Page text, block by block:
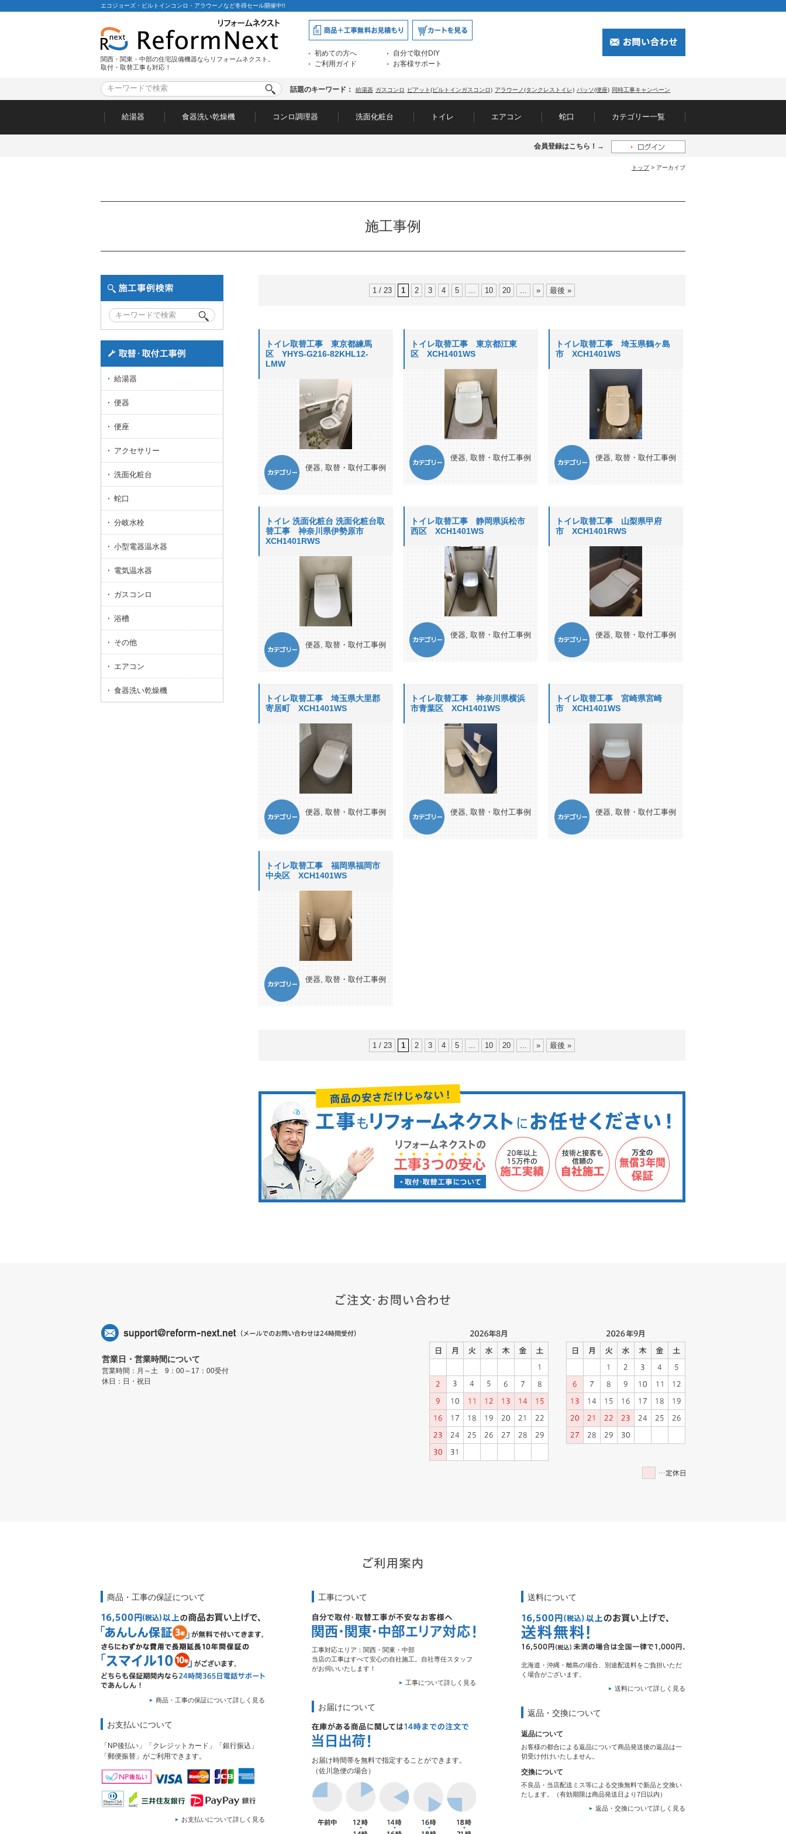
エコジョーズ・ビルトインコンロ・アラウーノなど冬得セール開催中!!
関西・関東・中部の住宅設備機器ならリフォームネクスト。
取付・取替工事も対応！
初めての方へ
自分で取付DIY
ご利用ガイド
お客様サポート
話題のキーワード： 給湯器 ガスコンロ ピアット(ビルトインガスコンロ) アラウーノ(タンクレストイレ) パッソ(便座) 同時工事キャンペーン
給湯器 食器洗い乾燥機 コンロ調理器 洗面化粧台 トイレ エアコン 蛇口 カテゴリー一覧
会員登録はこちら！→
トップ> アーカイブ
施工事例
1 / 23 1 2 3 4 5 ... 10 20 ... » 最後 »
トイレ取替工事 東京都練馬
区 YHYS-G216-82KHL12-
LMW
便器, 取替・取付工事例
トイレ取替工事 東京都江東
区 XCH1401WS
便器, 取替・取付工事例
トイレ取替工事 埼玉県鶴ヶ島
市 XCH1401WS
便器, 取替・取付工事例
トイレ 洗面化粧台 洗面化粧台取
替工事 神奈川県伊勢原市
XCH1401RWS
便器, 取替・取付工事例
トイレ取替工事 静岡県浜松市
西区 XCH1401WS
便器, 取替・取付工事例
トイレ取替工事 山梨県甲府
市 XCH1401RWS
便器, 取替・取付工事例
トイレ取替工事 埼玉県大里郡
寄居町 XCH1401WS
便器, 取替・取付工事例
トイレ取替工事 神奈川県横浜
市青葉区 XCH1401WS
便器, 取替・取付工事例
トイレ取替工事 宮崎県宮崎
市 XCH1401WS
便器, 取替・取付工事例
トイレ取替工事 福岡県福岡市
中央区 XCH1401WS
便器, 取替・取付工事例
1 / 23 1 2 3 4 5 ... 10 20 ... » 最後 »
給湯器
便器
便座
アクセサリー
洗面化粧台
蛇口
分岐水栓
小型電器温水器
電気温水器
ガスコンロ
浴槽
その他
エアコン
食器洗い乾燥機
営業日・営業時間について
営業時間：月～土 9：00～17：00受付
休日：日・祝日
商品・工事の保証について
商品・工事の保証について詳しく見る
お支払いについて
「NP後払い」「クレジットカード」「銀行振込」
「郵便振替」がご利用できます。
お支払いについて詳しく見る
工事について
工事対応エリア：関西・関東・中部
当店の工事はすべて安心の自社施工。自社専任スタッフ
がお伺いいたします！
工事について詳しく見る
お届けについて
お届け時間帯を無料で指定することができます。
（佐川急便の場合）
送料について
北海道・沖縄・離島の場合、別途配送料をご負担いただ
く場合がございます。
送料について詳しく見る
返品・交換について
返品について
お客様の都合による返品について商品発送後の返品は一
切受け付けいたしません。
交換について
不良品・当店配送ミス等による交換無料で新品と交換い
たします。（有効期限は商品発送日より7日以内）
返品・交換について詳しく見る